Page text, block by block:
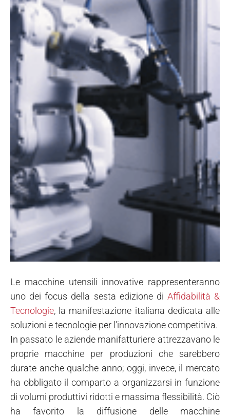
Le macchine utensili innovative rappresenteranno
uno dei focus della sesta edizione di Affidabilità &
Tecnologie, la manifestazione italiana dedicata alle
soluzioni e tecnologie per l'innovazione competitiva.
In passato le aziende manifatturiere attrezzavano le
proprie macchine per produzioni che sarebbero
durate anche qualche anno; oggi, invece, il mercato
ha obbligato il comparto a organizzarsi in funzione
di volumi produttivi ridotti e massima flessibilità. Ciò
ha favorito la diffusione delle macchine